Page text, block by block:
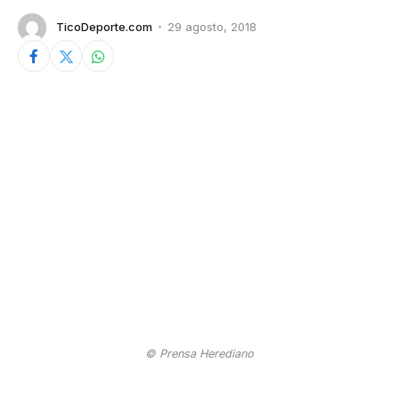
TicoDeporte.com 29 agosto, 2018
© Prensa Herediano